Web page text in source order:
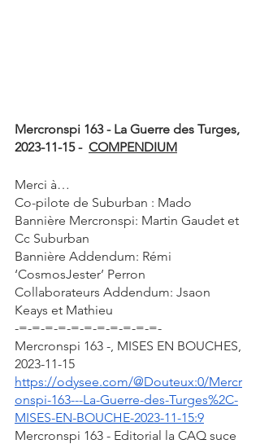
Mercronspi 163 - La Guerre des Turges,
2023-11-15 - COMPENDIUM
Merci à…
Co-pilote de Suburban : Mado
Bannière Mercronspi: Martin Gaudet et
Cc Suburban
Bannière Addendum: Rémi
‘CosmosJester’ Perron
Collaborateurs Addendum: Jsaon
Keays et Mathieu
-=-=-=-=-=-=-=-=-=-=-=-
Mercronspi 163 -, MISES EN BOUCHES,
2023-11-15
https://odysee.com/@Douteux:0/Mercr
onspi-163---La-Guerre-des-Turges%2C-
MISES-EN-BOUCHE-2023-11-15:9
Mercronspi 163 - Editorial la CAQ suce